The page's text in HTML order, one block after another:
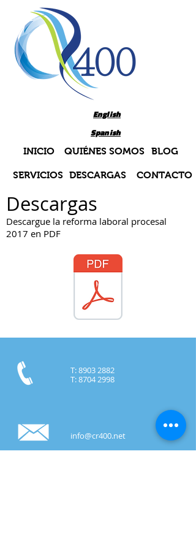
English
Spanish
QUIÉNES SOMOS
INICIO BLOG
SERVICIOS DESCARGAS CONTACTO
Descargas
Descargue la reforma laboral procesal
2017 en PDF
T:8903 2882
T:8704 2998
info@cr400.net